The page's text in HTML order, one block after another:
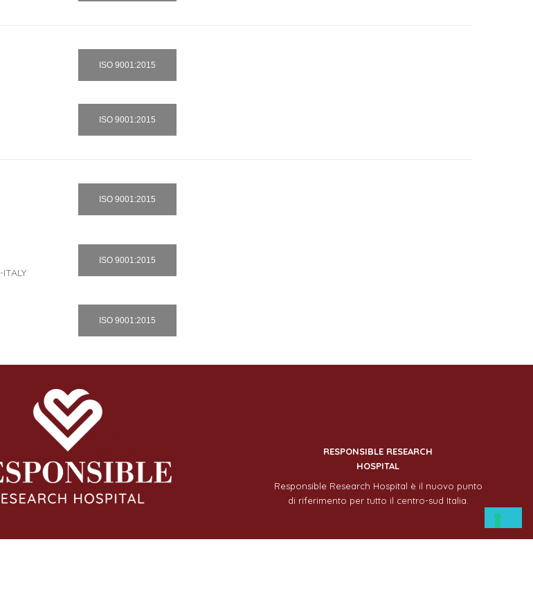
ISO 9001:2015
ISO 9001:2015
ISO 9001:2015
-ITALY
ISO 9001:2015
ISO 9001:2015
RESPONSIBLE RESEARCH
HOSPITAL
Responsible Research Hospital è il nuovo punto
di riferimento per tutto il centro-sud Italia.